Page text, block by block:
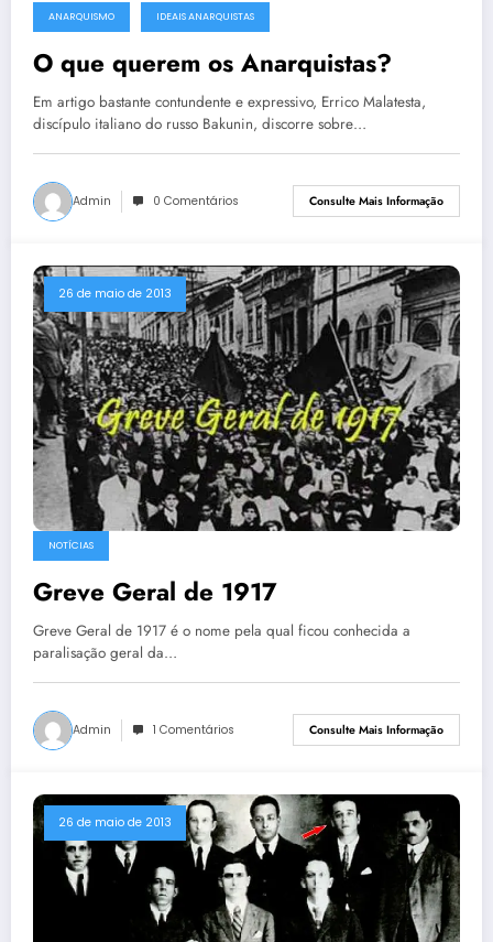
26 de maio de 2013
ANARQUISMO IDEAIS ANARQUISTAS
O que querem os Anarquistas?
Em artigo bastante contundente e expressivo, Errico Malatesta,
discípulo italiano do russo Bakunin, discorre sobre…
Admin 0 Comentários Consulte Mais Informação
26 de maio de 2013
NOTÍCIAS
Greve Geral de 1917
Greve Geral de 1917 é o nome pela qual ficou conhecida a
paralisação geral da…
Admin 1 Comentários Consulte Mais Informação
26 de maio de 2013